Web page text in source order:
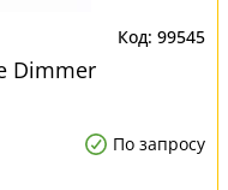
99545
Dimmer
По запросу